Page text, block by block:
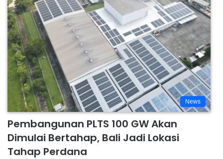
News
Pembangunan PLTS 100 GW Akan
Dimulai Bertahap, Bali Jadi Lokasi
Tahap Perdana